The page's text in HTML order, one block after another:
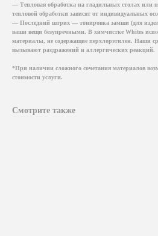
— Тепловая обработка на гладильных столах или
тепловой обработки зависят от индивидуальных
— Последний штрих — тонировка замши (для
ваши вещи безупречными. В химчистке Whites
материалы, не содержащие перхлорэтилен. Наши
вызывают раздражений и аллергических реакций.
*При наличии сложного сочетания материалов
стоимости услуги.
Смотрите также